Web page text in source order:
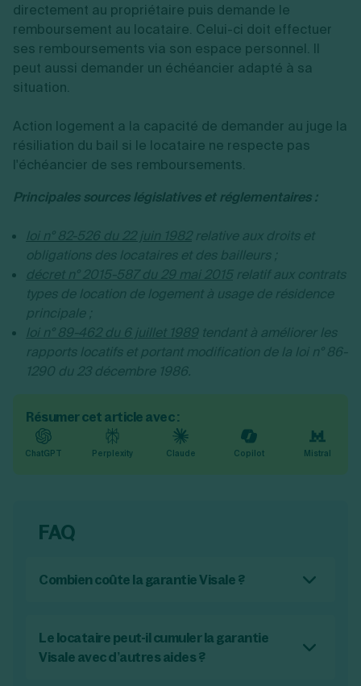
directement au propriétaire puis demande le
remboursement au locataire. Celui-ci doit effectuer
ses remboursements via son espace personnel. Il
peut aussi demander un échéancier adapté à sa
situation.
Action logement a la capacité de demander au juge la
résiliation du bail si le locataire ne respecte pas
l'échéancier de ses remboursements.
Principales sources législatives et réglementaires :
loi n° 82-526 du 22 juin 1982relative aux droits et
obligations des locataires et des bailleurs ;
décret n° 2015-587 du 29 mai 2015 relatif aux contrats
types de location de logement à usage de résidence
principale ;
loi n° 89-462 du 6 juillet 1989 tendant à améliorer les
rapports locatifs et portant modification de la loi n° 86-
1290 du 23 décembre 1986.
Résumer cet article avec :
ChatGPT Perplexity Claude Copilot Mistral
FAQ
Combien coûte la garantie Visale ?
Le locataire peut-il cumuler la garantie
Visale avec d’autres aides ?